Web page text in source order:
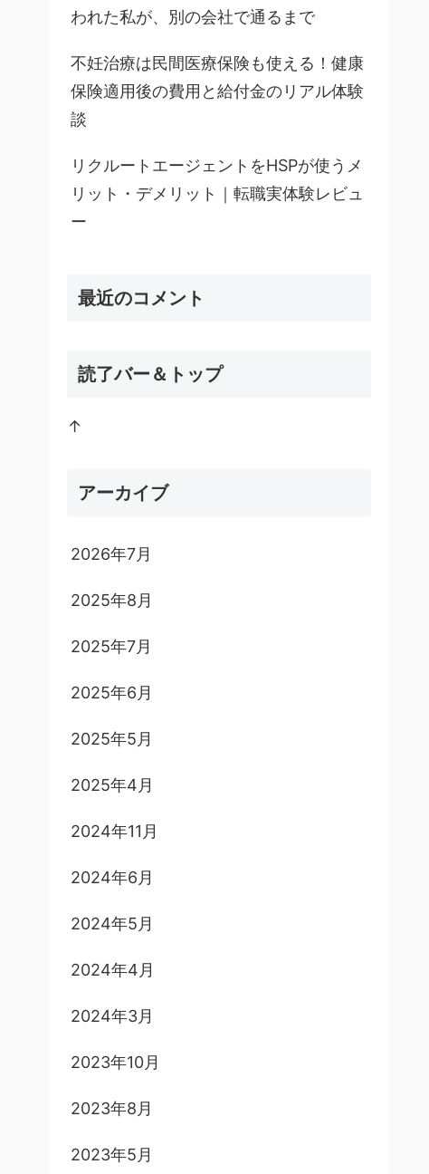
われた私が、別の会社で通るまで
不妊治療は民間医療保険も使える！健康
保険適用後の費用と給付金のリアル体験
談
リクルートエージェントをHSPが使うメ
リット・デメリット｜転職実体験レビュ
ー
最近のコメント
読了バー＆トップ
↑
アーカイブ
2026年7月
2025年8月
2025年7月
2025年6月
2025年5月
2025年4月
2024年11月
2024年6月
2024年5月
2024年4月
2024年3月
2023年10月
2023年8月
2023年5月